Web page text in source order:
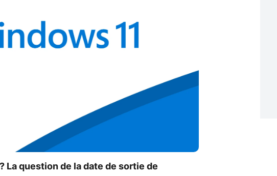
La question de la date de sortie de